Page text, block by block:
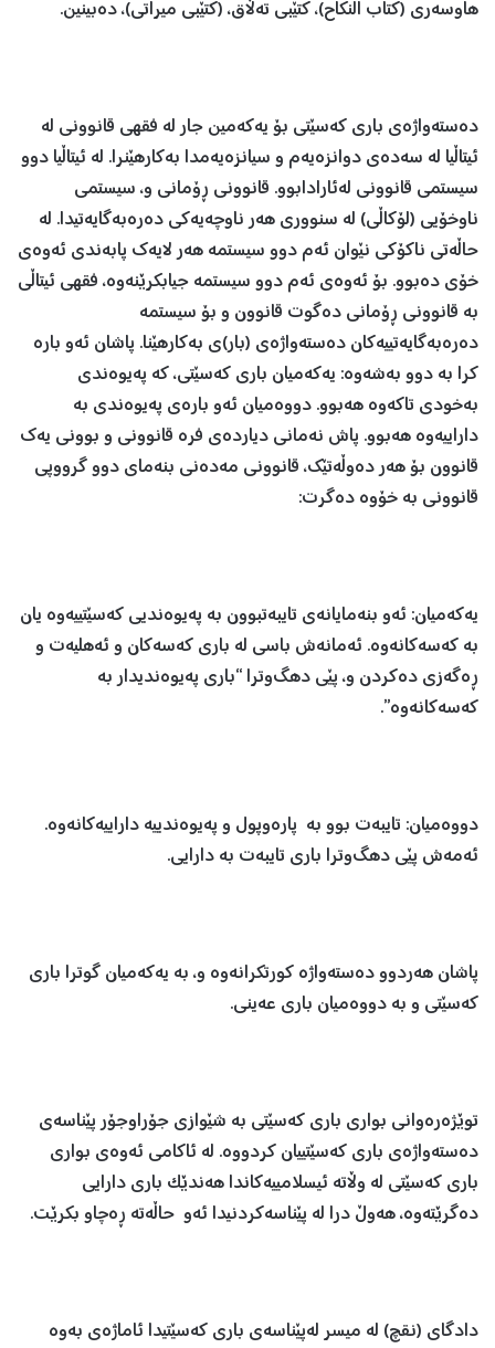
هاوسه‌ری (كتاب النكاح)، كتێبی ته‌ڵاق، (كتێبی میراتی)، ده‌بینین.
ده‌سته‌واژه‌ی باری كه‌سێتی بۆ یه‌كه‌مین جار له‌ فقهی قانوونی له‌
ئیتاڵیا له‌ سه‌ده‌ی دوانزه‌یه‌م ‌و سیانزه‌یه‌مدا به‌كارهێنرا. له‌ ئیتاڵیا دوو
سیستمی قانوونی له‌ئارادابوو. قانوونی ڕۆمانی و، سیستمی
ناوخۆیی (لۆكاڵی) له‌ سنووری هه‌ر ناوچه‌یه‌كی ده‌ره‌به‌گایه‌تیدا. له‌
حاڵه‌تی ناكۆكی نێوان ئه‌م دوو سیستمه‌ هه‌ر لایه‌ك پابه‌ندی ئه‌وه‌ی
خۆی ده‌بوو. بۆ ئه‌وه‌ی ئه‌م دوو سیستمه‌ جیابكرێنه‌وه‌، فقهی ئیتاڵی
به‌ قانوونی ڕۆمانی ده‌گوت قانوون‌ و بۆ سیستمه‌
ده‌ره‌به‌گایه‌تییه‌كان ده‌سته‌واژه‌ی (بار)ی به‌كارهێنا. پاشان ئه‌و باره‌
كرا به‌ دوو به‌شه‌وه‌: یه‌كه‌میان باری كه‌سێتی، كه‌ په‌یوه‌ندی
به‌خودی تاكه‌وه‌ هه‌بوو. دووه‌میان ئه‌و باره‌ی په‌یوه‌ندی به‌
داراییه‌وه‌ هه‌بوو. پاش نه‌مانی دیارده‌ی فره‌ قانوونی‌ و بوونی یه‌ك
قانوون بۆ هه‌ر ده‌وڵه‌تێك، قانوونی مه‌ده‌نی بنه‌مای دوو گرووپی
قانوونی به‌ خۆوه‌ ده‌گرت:
یه‌كه‌میان: ئه‌و بنه‌مایانه‌ی تایبه‌تبوون به‌ په‌یوه‌ندیی كه‌سێتییه‌وه‌ یان
به‌ كه‌سه‌كانه‌وه‌. ئه‌مانه‌ش باسی له‌ باری كه‌سه‌كان ‌و ئه‌هلیه‌ت ‌و
ڕه‌گه‌زی ده‌كردن ‌و، پێی دهگ‌وترا “باری په‌یوه‌ندیدار به‌
كه‌سه‌كانه‌وه‌”.
دووه‌میان: تایبه‌ت بوو به‌ پاره‌وپول ‌و په‌یوه‌ندییه‌ داراییه‌كانه‌وه‌.
ئه‌مه‌ش پێی دهگ‌وترا باری تایبه‌ت به‌ دارایی.
پاشان هه‌ردوو ده‌سته‌واژه‌ كورتكرانه‌وه ‌‌و، به‌ یه‌كه‌میان گوترا باری
كه‌سێتی و به‌ دووه‌میان باری عه‌ینی.
توێژه‌ره‌وانی بواری باری كه‌سێتی به‌ شێوازی جۆراوجۆر پێناسه‌ی
ده‌سته‌واژه‌ی باری كه‌سێتییان كردووه‌. له‌ ئاكامی ئه‌وه‌ی بواری
باری كه‌سێتی له‌ وڵاته‌ ئیسلامییه‌كاندا هه‌ندێک باری دارایی
ده‌گرێته‌وه‌، هه‌وڵ درا له‌ پێناسه‌كردنیدا ئه‌و حاڵه‌ته‌ ڕەچاو بكرێت.
دادگای (نقچ) له‌ میسر له‌پێناسه‌ی باری كه‌سێتیدا ئاماژه‌ی به‌وه‌